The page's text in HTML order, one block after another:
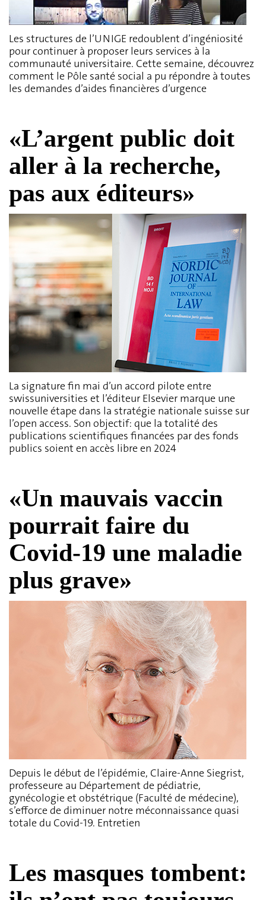
Les structures de l’UNIGE redoublent d’ingéniosité
pour continuer à proposer leurs services à la
communauté universitaire. Cette semaine, découvrez
comment le Pôle santé social a pu répondre à toutes
les demandes d’aides financières d’urgence
«L’argent public doit
aller à la recherche,
pas aux éditeurs»
La signature fin mai d’un accord pilote entre
swissuniversities et l’éditeur Elsevier marque une
nouvelle étape dans la stratégie nationale suisse sur
l’open access. Son objectif: que la totalité des
publications scientifiques financées par des fonds
publics soient en accès libre en 2024
«Un mauvais vaccin
pourrait faire du
Covid-19 une maladie
plus grave»
Depuis le début de l’épidémie, Claire-Anne Siegrist,
professeure au Département de pédiatrie,
gynécologie et obstétrique (Faculté de médecine),
s’efforce de diminuer notre méconnaissance quasi
totale du Covid-19. Entretien
Les masques tombent: